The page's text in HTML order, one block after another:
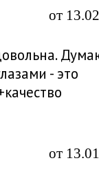
от
- это
от